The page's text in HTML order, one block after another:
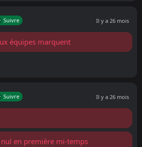
Suivre Il y a 26 mois
équipes marquent
Suivre Il y a 26 mois
en première mi-temps